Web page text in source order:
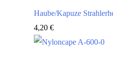
Haube/Kapuze
4,20 €